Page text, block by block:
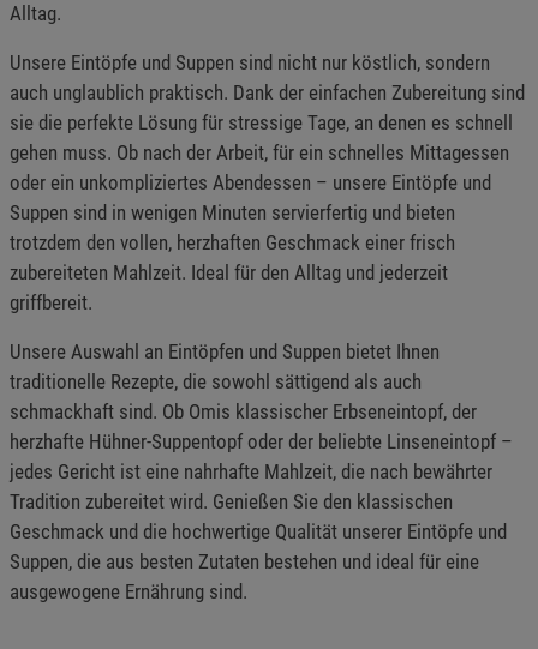
Alltag.
Unsere Eintöpfe und Suppen sind nicht nur köstlich, sondern
auch unglaublich praktisch. Dank der einfachen Zubereitung sind
sie die perfekte Lösung für stressige Tage, an denen es schnell
gehen muss. Ob nach der Arbeit, für ein schnelles Mittagessen
oder ein unkompliziertes Abendessen – unsere Eintöpfe und
Suppen sind in wenigen Minuten servierfertig und bieten
trotzdem den vollen, herzhaften Geschmack einer frisch
zubereiteten Mahlzeit. Ideal für den Alltag und jederzeit
griffbereit.
Unsere Auswahl an Eintöpfen und Suppen bietet Ihnen
traditionelle Rezepte, die sowohl sättigend als auch
schmackhaft sind. Ob Omis klassischer Erbseneintopf, der
herzhafte Hühner-Suppentopf oder der beliebte Linseneintopf –
jedes Gericht ist eine nahrhafte Mahlzeit, die nach bewährter
Tradition zubereitet wird. Genießen Sie den klassischen
Geschmack und die hochwertige Qualität unserer Eintöpfe und
Suppen, die aus besten Zutaten bestehen und ideal für eine
ausgewogene Ernährung sind.